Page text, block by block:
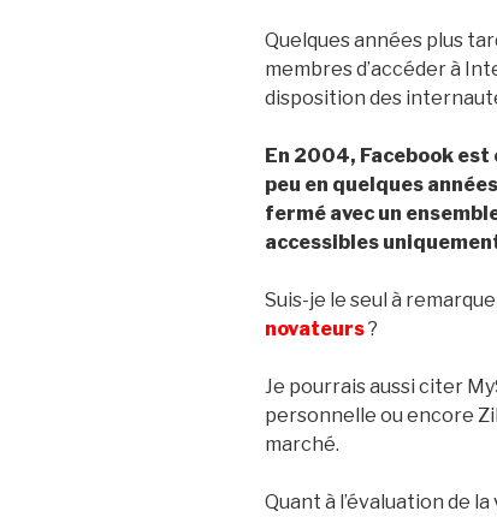
Quelques années plus
membres d’accéder à
disposition des
En 2004, Facebook est
peu en quelques
fermé avec un
accessibles
Suis-je le seul à
novateurs?
Je pourrais aussi citer
personnelle ou encore
marché.
Quant à l’évaluation de